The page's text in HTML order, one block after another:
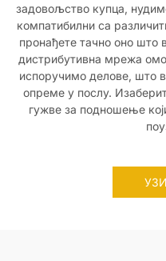
задовољство купца,
компатибилни са
пронађете тачно оно што
дистрибутивна мрежа
испоручимо делове, што
опреме у послу.
гужве за подношење